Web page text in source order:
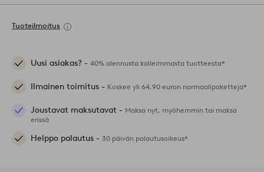
Tuoteilmoitus
Uusi asiakas? - 40% alennusta kalleimmasta tuotteesta*
Ilmainen toimitus - Koskee yli 64,90 euron normaalipaketteja*
Joustavat maksutavat - Maksa nyt, myöhemmin tai maksa
erissä
Helppo palautus - 30 päivän palautusoikeus*